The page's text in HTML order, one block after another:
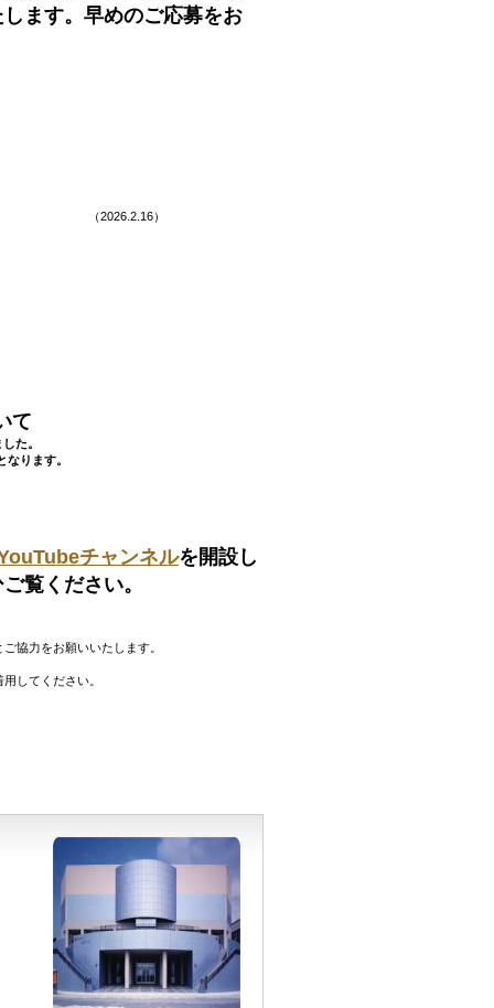
ます。早めのご応募をお
）
て
た。
ります。
チャンネルを開設し
覧ください。
協力をお願いいたします。
用してください。